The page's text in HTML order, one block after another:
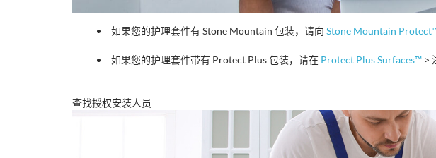
如果您的护理套件有 Stone Mountain 包装，请向 Stone Mountain
如果您的护理套件带有 Protect Plus 包装，请在 Protect Plus Surfaces™ >
查找授权安装人员